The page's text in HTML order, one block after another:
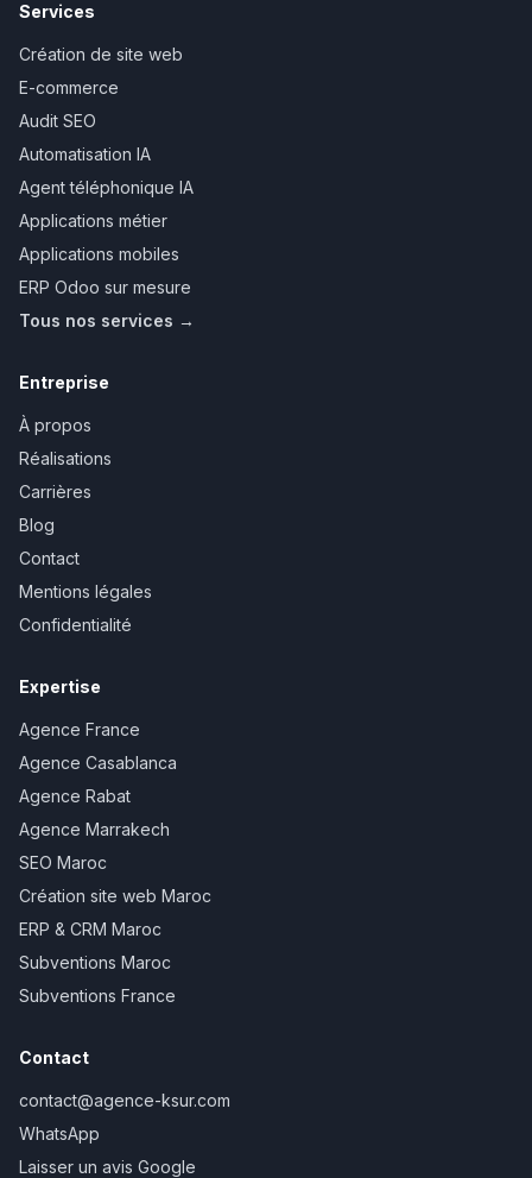
Services
Création de site web
E-commerce
Audit SEO
Automatisation IA
Agent téléphonique IA
Applications métier
Applications mobiles
ERP Odoo sur mesure
Tous nos services →
Entreprise
À propos
Réalisations
Carrières
Blog
Contact
Mentions légales
Confidentialité
Expertise
Agence France
Agence Casablanca
Agence Rabat
Agence Marrakech
SEO Maroc
Création site web Maroc
ERP & CRM Maroc
Subventions Maroc
Subventions France
Contact
contact@agence-ksur.com
WhatsApp
Laisser un avis Google